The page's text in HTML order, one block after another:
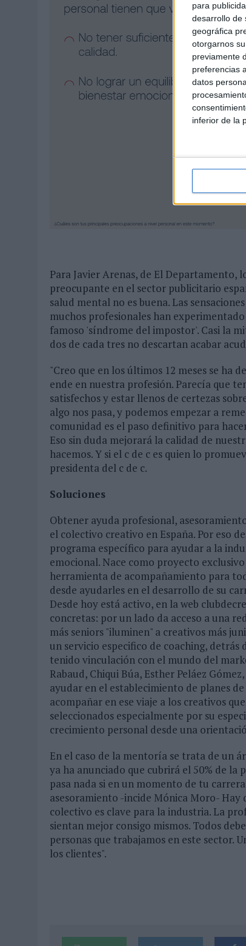
para
desarrollo de
geográfica
otorgarnos
previamente
preferencias
datos
inferior de la
Para Javier Arenas, de El Departamento,
preocupante en el sector publicitario
salud mental no es buena. Las
muchos profesionales han
famoso 'síndrome del impostor'. Casi la
dos de cada tres no descartan acabar
"Creo que en los últimos 12 meses se ha
ende en nuestra profesión. Parecía que
satisfechos y estar llenos de certezas
algo nos pasa, y podemos empezar a
comunidad es el paso definitivo para
Eso sin duda mejorará la calidad de
hacemos. Y si el c de c es quien lo
presidenta del c de c.
Soluciones
Obtener ayuda profesional,
el colectivo creativo en España. Por eso
programa específico para ayudar a la
emocional. Nace como proyecto
herramienta de acompañamiento para
desde ayudarles en el desarrollo de su
Desde hoy está activo, en la web
concretas: por un lado da acceso a una
más seniors "iluminen" a creativos más
un servicio especifico de coaching,
tenido vinculación con el mundo del
Rabaud, Chiqui Búa, Esther Peláez
ayudar en el establecimiento de planes
acompañar en ese viaje a los creativos
seleccionados especialmente por su
crecimiento personal desde una
En el caso de la mentoría se trata de un
ya ha anunciado que cubrirá el 50% de la
pasa nada si en un momento de tu
asesoramiento -incide Mónica Moro-
colectivo es clave para la industria. La
sientan mejor consigo mismos. Todos
personas que trabajamos en este sector.
los clientes".